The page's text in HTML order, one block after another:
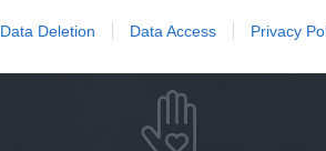
Data Deletion Data Access Privacy